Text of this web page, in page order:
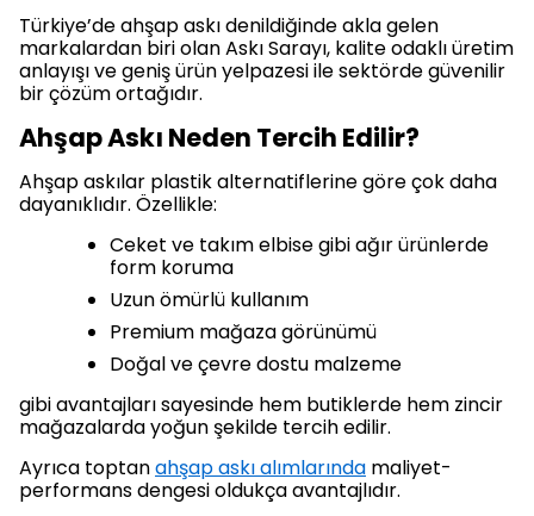
Türkiye’de ahşap askı denildiğinde akla gelen
markalardan biri olan Askı Sarayı, kalite odaklı üretim
anlayışı ve geniş ürün yelpazesi ile sektörde güvenilir
bir çözüm ortağıdır.
Ahşap Askı Neden Tercih Edilir?
Ahşap askılar plastik alternatiflerine göre çok daha
dayanıklıdır. Özellikle:
Ceket ve takım elbise gibi ağır ürünlerde
form koruma
Uzun ömürlü kullanım
Premium mağaza görünümü
Doğal ve çevre dostu malzeme
gibi avantajları sayesinde hem butiklerde hem zincir
mağazalarda yoğun şekilde tercih edilir.
Ayrıca toptanahşap askı alımlarında maliyet-
performans dengesi oldukça avantajlıdır.